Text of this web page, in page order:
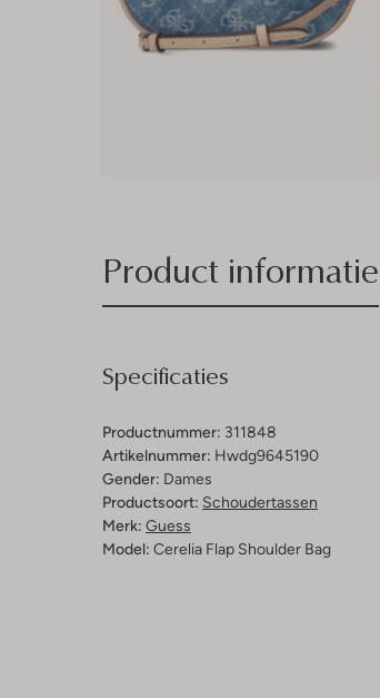
Product informatie
Specificaties
Productnummer: 311848
Artikelnummer: Hwdg9645190
Gender: Dames
Productsoort: Schoudertassen
Merk: Guess
Model: Cerelia Flap Shoulder Bag